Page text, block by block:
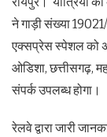
ने गाड़ी संख्या
एक्सप्रेस स्पेशल को
ओडिशा, छत्तीसगढ़,
संपर्क उपलब्ध होगा।
रेलवे द्वारा जारी